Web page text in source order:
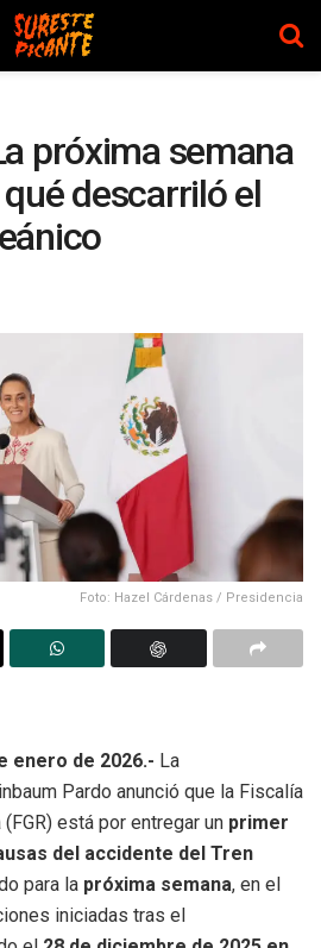
próxima semana
descarriló el
Foto: Hazel Cárdenas / Presidencia
enero de 2026.- La
Pardo anunció que la Fiscalía
está por entregar un primer
del accidente del Tren
para la próxima semana, en el
iniciadas tras el